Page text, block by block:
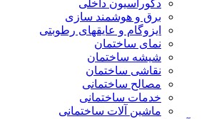
دکوراسیون داخلی
برق و هوشمند سازی
ایزوگام و عایقهای رطوبتی
نمای ساختمان
شیشه ساختمان
نقاشی ساختمان
مصالح ساختمانی
خدمات ساختمانی
ماشین آلات ساختمانی